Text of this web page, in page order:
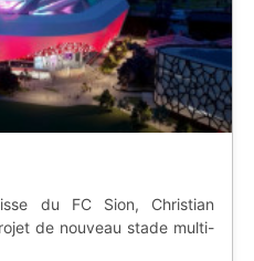
du FC Sion, Christian
de nouveau stade multi-